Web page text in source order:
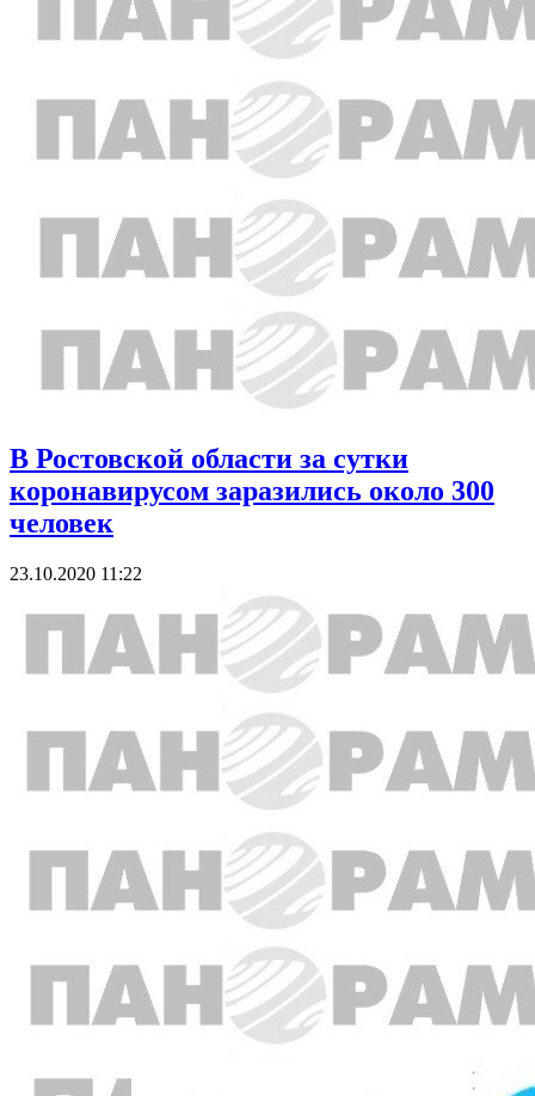
В Ростовской области за сутки
коронавирусом заразились около 300
человек
23.10.2020 11:22